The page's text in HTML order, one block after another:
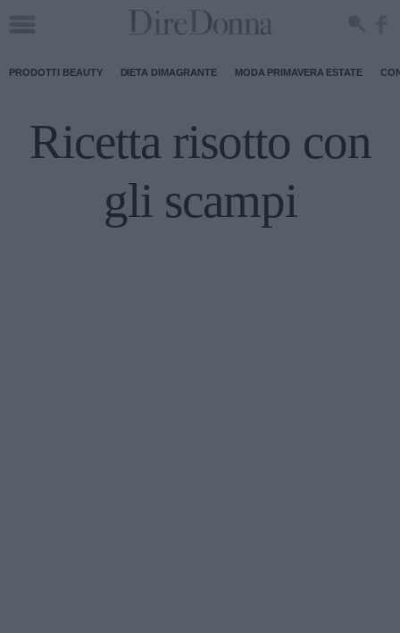
PRODOTTI BEAUTY DIETA DIMAGRANTE MODA PRIMAVERA ESTATE
Ricetta risotto con
gli scampi